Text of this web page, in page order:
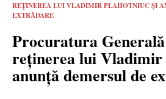
REȚINEREA LUI VLADIMIR PLAHOTNIUC ȘI
EXTRĂDARE
Procuratura
reținerea lui Vladimir
anunță demersul de